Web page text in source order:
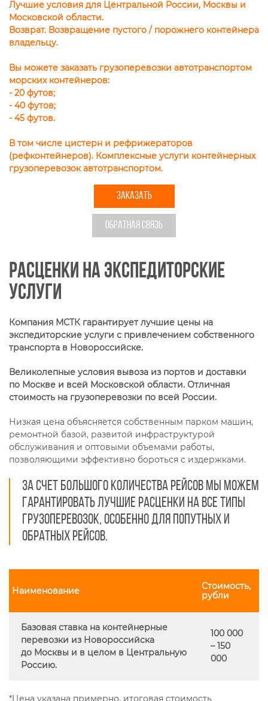
Лучшие условия для Центральной России, Москвы и
Московской области.
Возврат. Возвращение пустого / порожнего контейнера
владельцу.
Вы можете заказать грузоперевозки автотранспортом
морских контейнеров:
- 20 футов;
- 40 футов;
- 45 футов.
В том числе цистерн и рефрижераторов
(рефконтейнеров). Комплексные услуги контейнерных
грузоперевозок автотранспортом.
ЗАКАЗАТЬ
ОБРАТНАЯ СВЯЗЬ
Расценки на экспедиторские
услуги
Компания МСТК гарантирует лучшие цены на
экспедиторские услуги с привлечением собственного
транспорта в Новороссийске.
Великолепные условия вывоза из портов и доставки
по Москве и всей Московской области. Отличная
стоимость на грузоперевозки по всей России.
Низкая цена объясняется собственным парком машин,
ремонтной базой, развитой инфраструктурой
обслуживания и оптовыми объемами работы,
позволяющими эффективно бороться с издержками.
За счет большого количества рейсов мы можем
гарантировать лучшие расценки на все типы
грузоперевозок, особенно для попутных и
обратных рейсов.
Наименование
Стоимость,
рубли
Базовая ставка на контейнерные
перевозки из Новороссийска
до Москвы и в целом в Центральную
Россию.
100 000
– 150
000
*Цена указана примерно, итоговая стоимость